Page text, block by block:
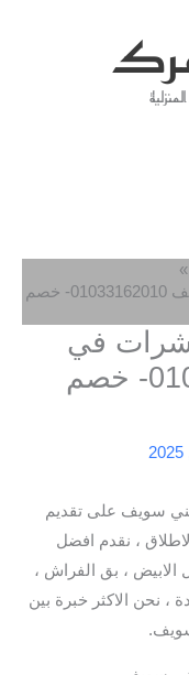
افضل شركة مكافحة حشرات في بني سويف 01033162010- خصم
في
بني سويف 01033162010- خصم
سويف على تقديم
، نقدم افضل
الابيض ، بق الفراش ،
، نحن الاكثر خبرة بين